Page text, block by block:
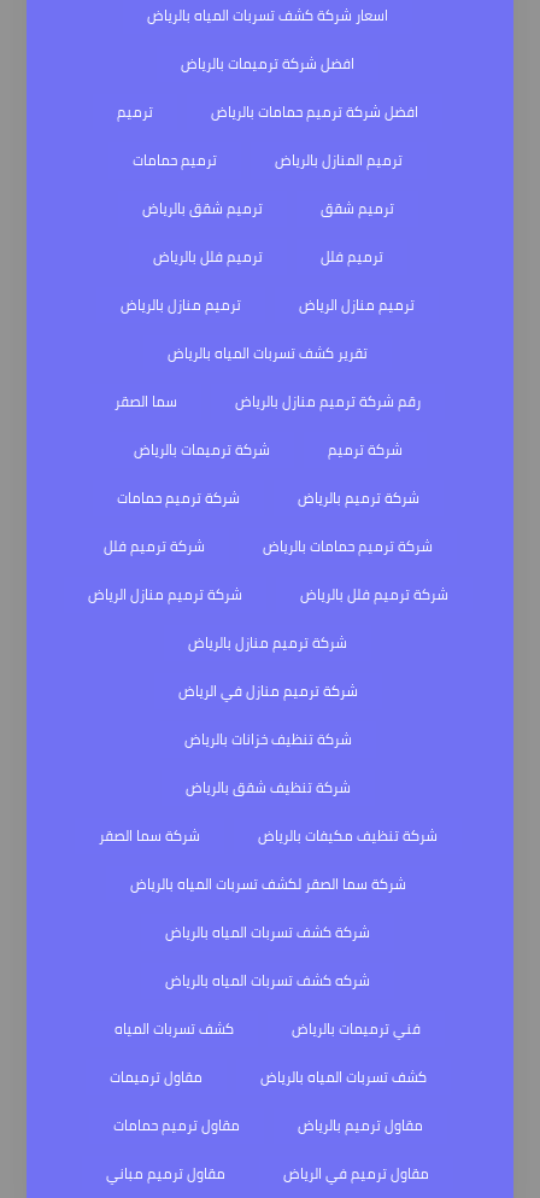
اسعار شركة كشف تسربات المياه بالرياض
افضل شركة ترميمات بالرياض
افضل شركة ترميم حمامات بالرياض
ترميم
ترميم المنازل بالرياض
ترميم حمامات
ترميم شقق
ترميم شقق بالرياض
ترميم فلل
ترميم فلل بالرياض
ترميم منازل الرياض
ترميم منازل بالرياض
تقرير كشف تسربات المياه بالرياض
رقم شركة ترميم منازل بالرياض
سما الصقر
شركة ترميم
شركة ترميمات بالرياض
شركة ترميم بالرياض
شركة ترميم حمامات
شركة ترميم حمامات بالرياض
شركة ترميم فلل
شركة ترميم فلل بالرياض
شركة ترميم منازل الرياض
شركة ترميم منازل بالرياض
شركة ترميم منازل في الرياض
شركة تنظيف خزانات بالرياض
شركة تنظيف شقق بالرياض
شركة تنظيف مكيفات بالرياض
شركة سما الصقر
شركة سما الصقر لكشف تسربات المياه بالرياض
شركة كشف تسربات المياه بالرياض
شركه كشف تسربات المياه بالرياض
فني ترميمات بالرياض
كشف تسربات المياه
كشف تسربات المياه بالرياض
مقاول ترميمات
مقاول ترميم بالرياض
مقاول ترميم حمامات
مقاول ترميم في الرياض
مقاول ترميم مباني